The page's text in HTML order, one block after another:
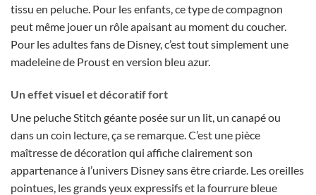
tissu en peluche. Pour les enfants, ce type de compagnon
peut même jouer un rôle apaisant au moment du coucher.
Pour les adultes fans de Disney, c’est tout simplement une
madeleine de Proust en version bleu azur.
Un effet visuel et décoratif fort
Une peluche Stitch géante posée sur un lit, un canapé ou
dans un coin lecture, ça se remarque. C’est une pièce
maîtresse de décoration qui affiche clairement son
appartenance à l’univers Disney sans être criarde. Les oreilles
pointues, les grands yeux expressifs et la fourrure bleue